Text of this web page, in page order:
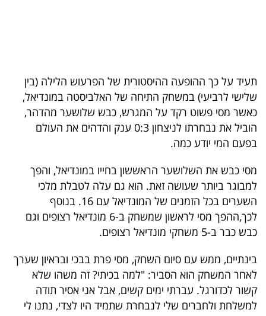
המילון
הכלכלי
פודקאסט
40
UNDER
40
שיתופי
פעולה
תעיד על כך ההופעה ההיסטורית של הפרעוש הלילה (בין
שלישי לרביעי) במשחק התיחה של האלביסטה במונדיאל,
כאשר מסי פשוט רקד על המגרש, כבש שלושער מהדהר,
הוביל את נבחרתו לניצחון 0:3 ענק והדהים את העולם
בפעם המי יודע כמה.
מסי כבש את השלושער הראששון בחייו במונדיאל, והפך
למבוגר ביותר שעושה זאת. הוא גם עלה לטבלת מלכי
השערים בכל הזמנים של המונדיאל עם 16. בנוסף
לכך,ההפך מסי לראשון שמשחק ב-6 מונדיאל רצופים וגם
כבש כבר ב-5 משחקי מונדיאל רצופים.
בינתיים, ממש עם סיום השחק, מסי פרת בבכי ובראיון שערך
לאחר המשחק הוא הסביר: "למה בכיתי? זה משהו שלא
קשור לכדורגל. עברתי ימים קשים, אבל אני אסיר תודה
למשלחת ולחברים שלי לנבחרת שתמיד היו לצדי, נתנו לי